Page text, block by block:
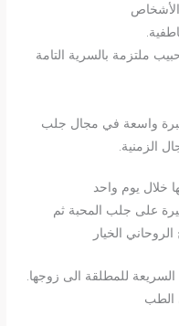
الأشخاص
ملتزمة بالسرية التامة
واسعة في مجال جلب
الزمنية.
خلال يوم واحد
على جلب المحبة ثم
الخيار
للمطلقة الى زوجها.
الطب